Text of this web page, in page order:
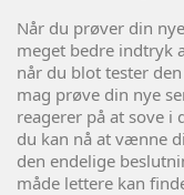
Når du prøver din
meget bedre indtryk
når du blot tester
mag prøve din nye
reagerer på at sove i
du kan nå at vænne
den endelige
måde lettere kan